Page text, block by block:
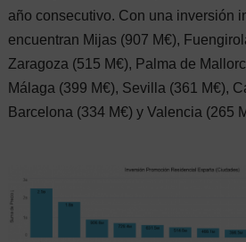
año consecutivo. Con una inversión
encuentran Mijas (907 M€),
Zaragoza (515 M€), Palma de
Málaga (399 M€), Sevilla (361 M€),
Barcelona (334 M€) y Valencia (265